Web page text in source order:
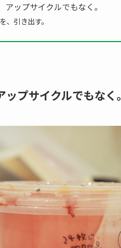
アップサイクルでもなく。
、引き出す。
プサイクルでもなく。